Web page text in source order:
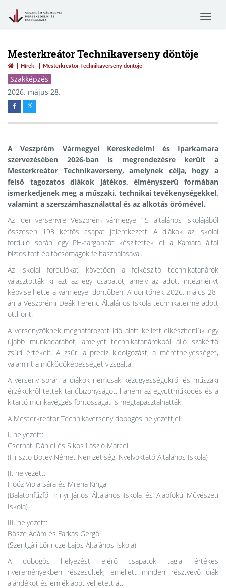
Toggle
Mesterkreátor Technikaverseny döntője
Hírek Mesterkreátor Technikaverseny döntője
Szakképzés
2026. május 28.
A Veszprém Vármegyei Kereskedelmi és Iparkamara
szervezésében 2026-ban is megrendezésre került a
Mesterkreátor Technikaverseny, amelynek célja, hogy a
felső tagozatos diákok játékos, élményszerű formában
ismerkedjenek meg a műszaki, technikai tevékenységekkel,
valamint a szerszámhasználattal és az alkotás örömével.
Az idei versenyre Veszprém vármegye 15 általános iskolájából
összesen 193 kétfős csapat jelentkezett. A diákok az iskolai
forduló során egy PH-targoncát készítettek el a Kamara által
biztosított építőcsomagok felhasználásával.
Az iskolai fordulókat követően a felkészítő technikatanárok
választották ki azt az egy csapatot, amely az adott intézményt
képviselhette a vármegyei döntőben. A döntőnek 2026. május 28-
án a Veszprémi Deák Ferenc Általános Iskola technikaterme adott
otthont.
A versenyzőknek meghatározott idő alatt kellett elkészíteniük egy
újabb munkadarabot, amelyet technikatanárokból álló szakértő
zsűri értékelt. A zsűri a precíz kidolgozást, a mérethelyességet,
valamint a működőképességet vizsgálta.
A verseny során a diákok nemcsak kézügyességükről és műszaki
érzékükről tettek tanúbizonyságot, hanem az együttműködés és a
kitartó munkavégzés fontosságát is megtapasztalhatták.
A Mesterkreátor Technikaverseny dobogós helyezettjei:
I. helyezett:
Cserháti Dániel és Sikos László Marcell
(Hriszto Botev Német Nemzetiségi Nyelvoktató Általános Iskola)
II. helyezett:
Hoóz Viola Sára és Mrena Kinga
(Balatonfűzfői Irinyi János Általános Iskola és Alapfokú Művészeti
Iskola)
III. helyezett:
Bősze Ádám és Farkas Gergő
(Szentgáli Lőrincze Lajos Általános Iskola)
A dobogós helyezést elérő csapatok tagjai értékes
nyereményekben részesültek, emellett minden résztvevő diák
ajándékot és emléklapot vehetett át.